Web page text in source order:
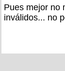
Pues mejor no
inválidos... no